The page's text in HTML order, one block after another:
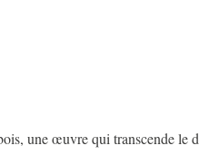
une œuvre qui transcende le